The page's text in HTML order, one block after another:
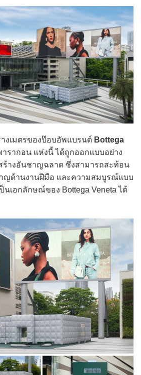
มตรของป๊อบอัพแบรนด์ Bottega
รากอน แห่งนี้ ได้ถูกออกแบบอย่าง
สร้างอันชาญฉลาด ซึ่งสามารถสะท้อน
ญด้านงานฝีมือ และความสมบูรณ์แบบ
นเอกลักษณ์ของ Bottega Veneta ได้